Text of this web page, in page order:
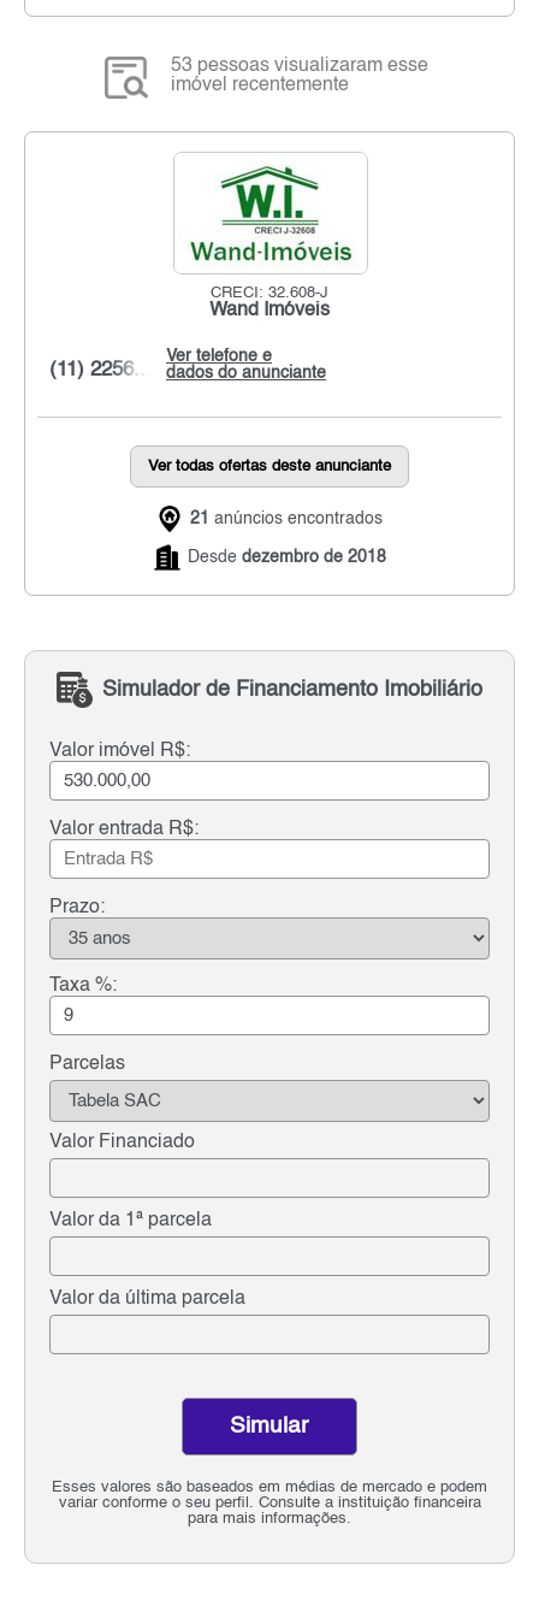
53 pessoas visualizaram esse
imóvel recentemente
CRECI: 32.608-J
Wand Imóveis
Ver telefone e
dados do anunciante
(11) 2256...
Ver todas ofertas deste anunciante
21 anúncios encontrados
Desde dezembro de 2018
Simulador de Financiamento Imobiliário
Valor imóvel R$:
Valor entrada R$:
Prazo:
Taxa %:
Parcelas
Valor Financiado
Valor da 1ª parcela
Valor da última parcela
Esses valores são baseados em médias de mercado e podem
variar conforme o seu perfil. Consulte a instituição financeira
para mais informações.
Simular